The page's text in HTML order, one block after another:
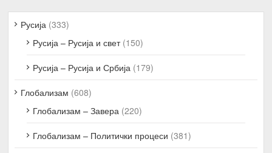
Русија (333)
Русија – Русија и свет(150)
Русија – Русија и Србија (179)
Глобализам (608)
Глобализам – Завера (220)
Глобализам – Политички процеси (381)